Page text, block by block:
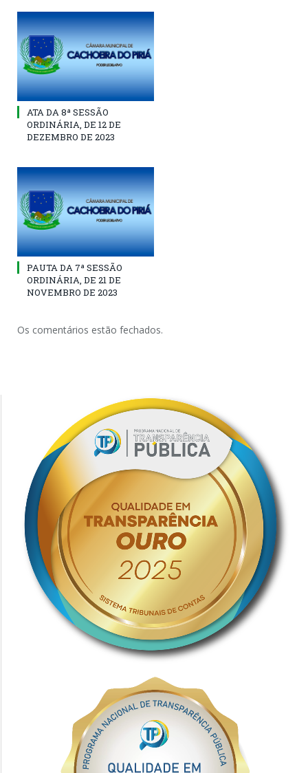
ATA DA 8ª SESSÃO
ORDINÁRIA, DE 12 DE
DEZEMBRO DE 2023
PAUTA DA 7ª SESSÃO
ORDINÁRIA, DE 21 DE
NOVEMBRO DE 2023
Os comentários estão fechados.